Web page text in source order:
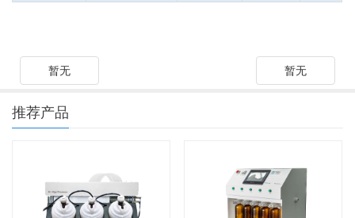
暂无 暂无
推荐产品